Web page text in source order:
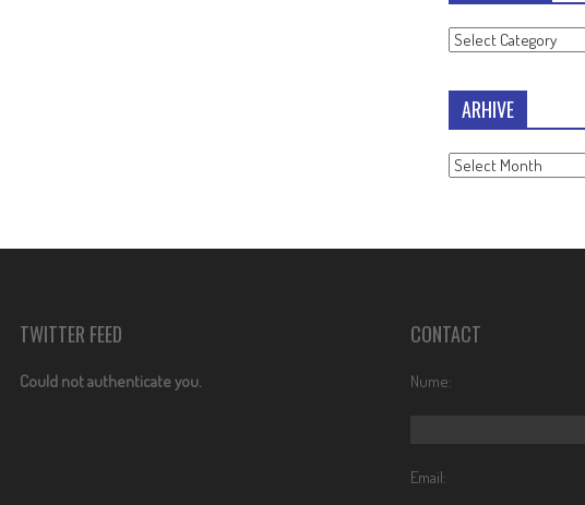
Categorii
ARHIVE
Arhive
TWITTER FEED
Could not authenticate you.
CONTACT
Nume:
Email: